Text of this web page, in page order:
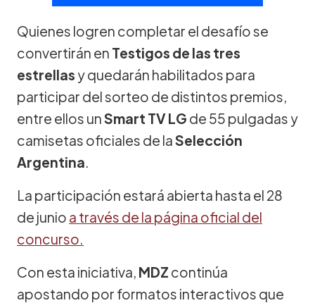
Quienes logren completar el desafío se
convertirán en Testigos de las tres
estrellas y quedarán habilitados para
participar del sorteo de distintos premios,
entre ellos unSmart TV LG de 55 pulgadas y
camisetas oficiales de laSelección
Argentina.
La participación estará abierta hasta el 28
de junio a través de la página oficial del
concurso.
Con esta iniciativa, MDZ continúa
apostando por formatos interactivos que